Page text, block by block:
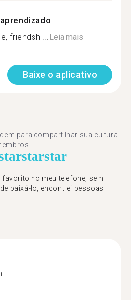
friendshi...Leia mais
Baixe o aplicativo
para compartilhar sua cultura
starstar
favorito no meu telefone, sem
baixá-lo, encontrei pessoas